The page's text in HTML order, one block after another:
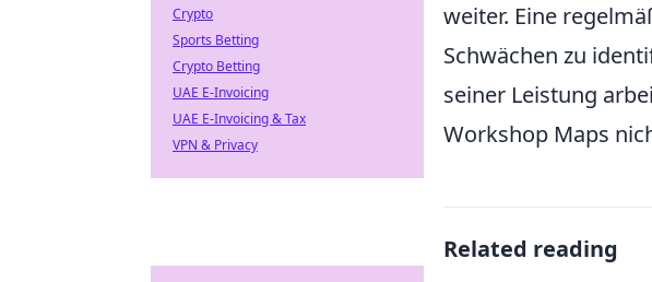
weiter. Eine
Schwächen zu
seiner Leistung
Workshop Maps
Related reading
Crypto
Sports Betting
Crypto Betting
UAE E-Invoicing
UAE E-Invoicing & Tax
VPN & Privacy